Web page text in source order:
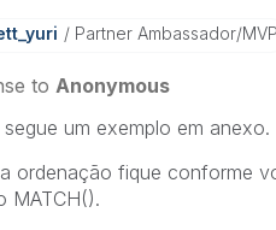
Partner Ambassador/MVP
to Anonymous
segue um exemplo em anexo.
ordenação fique conforme
MATCH().